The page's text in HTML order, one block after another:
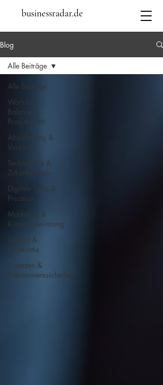
businessradar.de
Blog
Alle Beiträge
Work-Life-
Balance &
Produktivität
Absicherung &
Vorsorge
Technologie &
Zukunftstrends
Digitale Tools &
Prozesse
Marketing &
Kundengewinnung
Steuern &
Bürokratie
Finanzen &
Einkommenssicherheit
Alle Beiträge